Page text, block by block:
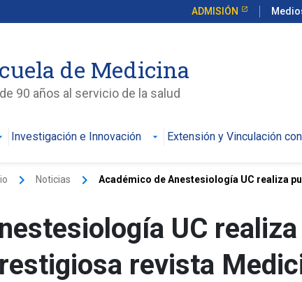
ADMISIÓN
de Medicina
90 años al servicio de la salud
Investigación e Innovación Extensión y Vinculación
keyboard_arrow_right Noticias keyboard_arrow_right Académico de Anestesiología UC realiza
UC realiza
revista